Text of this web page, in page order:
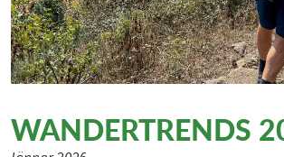
WANDERTRENDS